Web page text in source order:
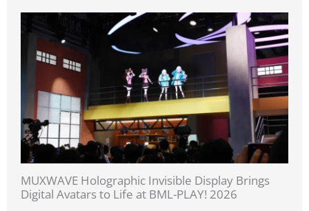
MUXWAVE Holographic Invisible Display Brings
Digital Avatars to Life at BML-PLAY! 2026